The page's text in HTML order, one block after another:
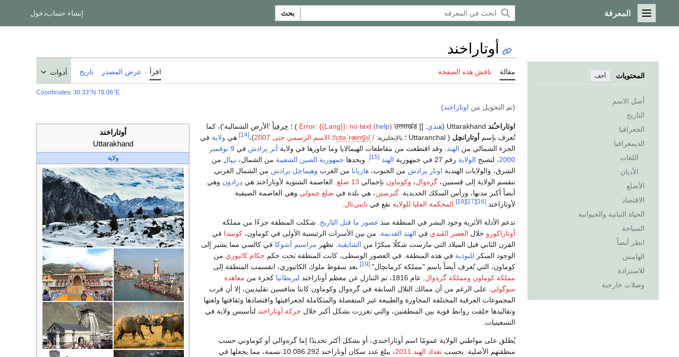
القائمة الرئيسية
المعرفة بحث إنشاء حسابدخول
المحتويات أخف
أصل الاسم
التاريخ
الجغرافيا
الديمغرافيا
اللغات
الأديان
الأضلع
الاقتصاد
الحياة النباتية والحيوانية
السياحة
انظر أيضاً
الهامش
للاستزادة
وصلات خارجية
أوتاراخند
مقالة ناقش هذه الصفحة اقرأ عرض المصدر تاريخ أدوات
Coordinates: 30.33°N 78.06°E
(تم التحويل من اوتاراخند)
أوتاراخند
Uttarakhand
ولاية
اوتاراخـُند هندي: []
Error: {{Lang}}: no text (help) उत्तराखंड ) ؛ حرفياً 'الأرض الشمالية')، كما
تُعرف بإسم
أوتارانچل ( Uttaranchal ؛ بالإنجليزية: /
ˈ
ʊtəˈræntʃʌl
/؛ الاسم الرسمي حتى 2007 )،[14] هي ولاية في
الجزء الشمالي من الهند . وقد اقتطعت من مقاطعات الهيمالايا وما جاورها في ولاية أتر پرادش في 9 نوفمبر
2000، لتصبح الولاية رقم 27 في جمهورية الهند [15] . ويحدها جمهورية الصين الشعبية من الشمال، نـِپال من
الشرق، والولايات الهندية اوتار پرادش من الجنوب، هاريانا من الغرب وهيماچل پرادش من الشمال الغربي.
تنقسم الولاية إلى قسمين، گره‌وال، وكوماون بإجمالي 13 ضلع . العاصمة الشتوية لأوتاراخند هي دِرادون وهي
أيضاً أكبر مدنها، ورأس السكك الحديدية. گيرسين، هي بلدة في ضلع چمولي وهي العاصمة الصيفية
لأوتاراخند. [16]
[17]
[18] المحكمة العليا للولاية تقع في نايني‌تال
تدعم الأدلة الأثرية وجود البشر في المنطقة منذ عصور ما قبل التاريخ . شكلت المنطقة جزءًا من مملكة
أوتاراكورو خلال العصر الڤيدي في الهند القديمة . من بين الأسرات الرئيسية الأولى في كوماون، كونيندا في
القرن الثاني قبل الميلاد التي مارست شكلًا مبكرًا من الشايڤية . تظهر مراسيم أشوكا في كالسي مما يشير إلى
الوجود المبكر للبوذية في هذه المنطقة. في العصور الوسطى، كانت المنطقة تحت حكم حكام كاتيوري من
كوماون، التي تُعرف أيضاً باسم "مملكة كرمانچال". [19]
بعد سقوط ملوك الكاتيوري، انقسمت المنطقة إلى
مملكة كوماون ومملكة گره‌وال . عام 1816، تم التنازل عن معظم أوتاراخند لبريطانيا كجزء من معاهدة
سوگولي . على الرغم من أن ممالك التلال السابقة في گره‌وال وكوماون كانتا منافسين تقليديين، إلا أن قرب
المجموعات العرقية المختلفة المجاورة والطبيعة غير المنفصلة والمتكاملة لجغرافيتها واقتصادها وثقافتها ولغتها
وتقاليدها خلقت روابط قوية بين المنطقتين، والتي تعززت بشكل أكبر خلال حركة أوتاراخند لتأسيس ولاية في
التسعينيات.
يُطلق على مواطني الولاية عمومًا اسم أوتاراخندي، أو بشكل أكثر تحديدًا إما گره‌والي أو كوماوني حسب
منطقتهم الأصلية. بحسب تعداد الهند 2011
، يبلغ عدد سكان أوتاراخند 10.086.292 نسمة، مما يجعلها في